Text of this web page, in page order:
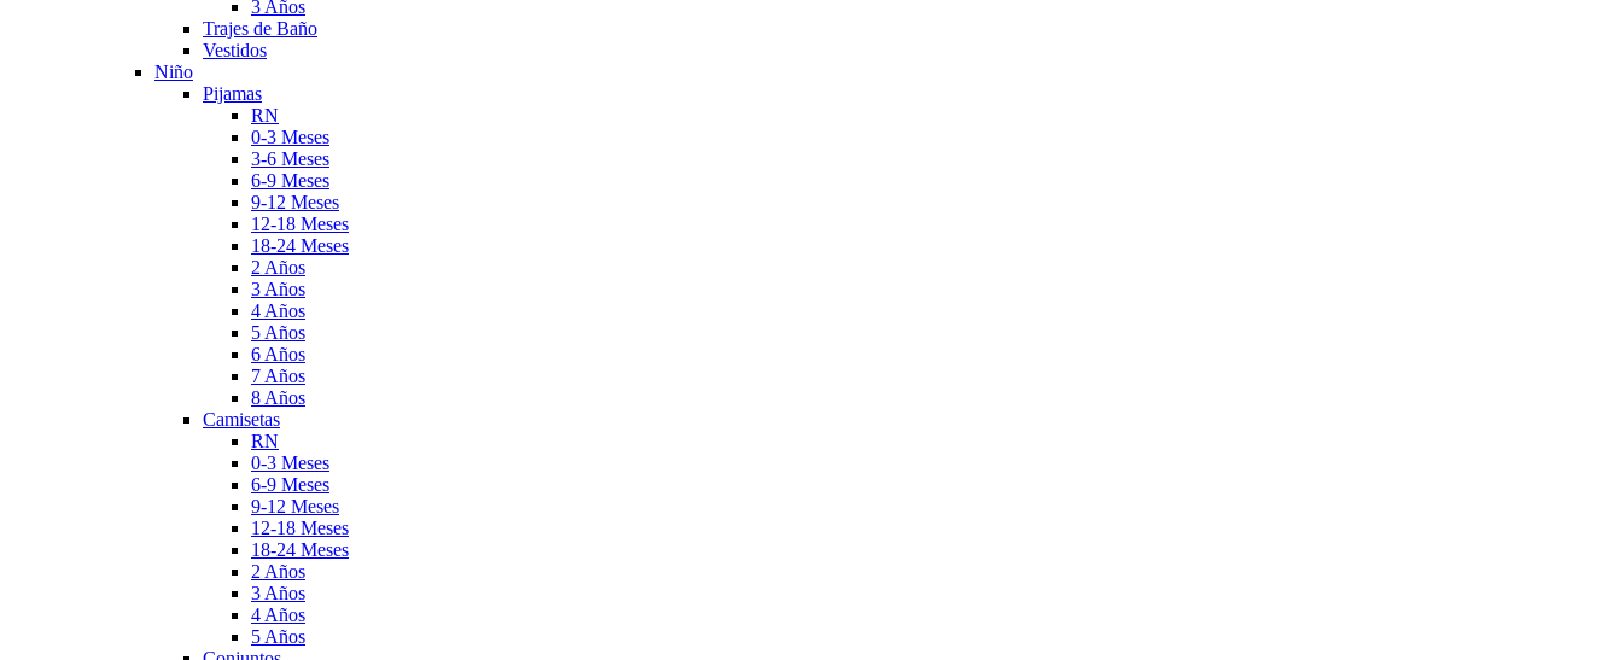
3 Años
Trajes de Baño
Vestidos
Niño
Pijamas
RN
0-3 Meses
3-6 Meses
6-9 Meses
9-12 Meses
12-18 Meses
18-24 Meses
2 Años
3 Años
4 Años
5 Años
6 Años
7 Años
8 Años
Camisetas
RN
0-3 Meses
6-9 Meses
9-12 Meses
12-18 Meses
18-24 Meses
2 Años
3 Años
4 Años
5 Años